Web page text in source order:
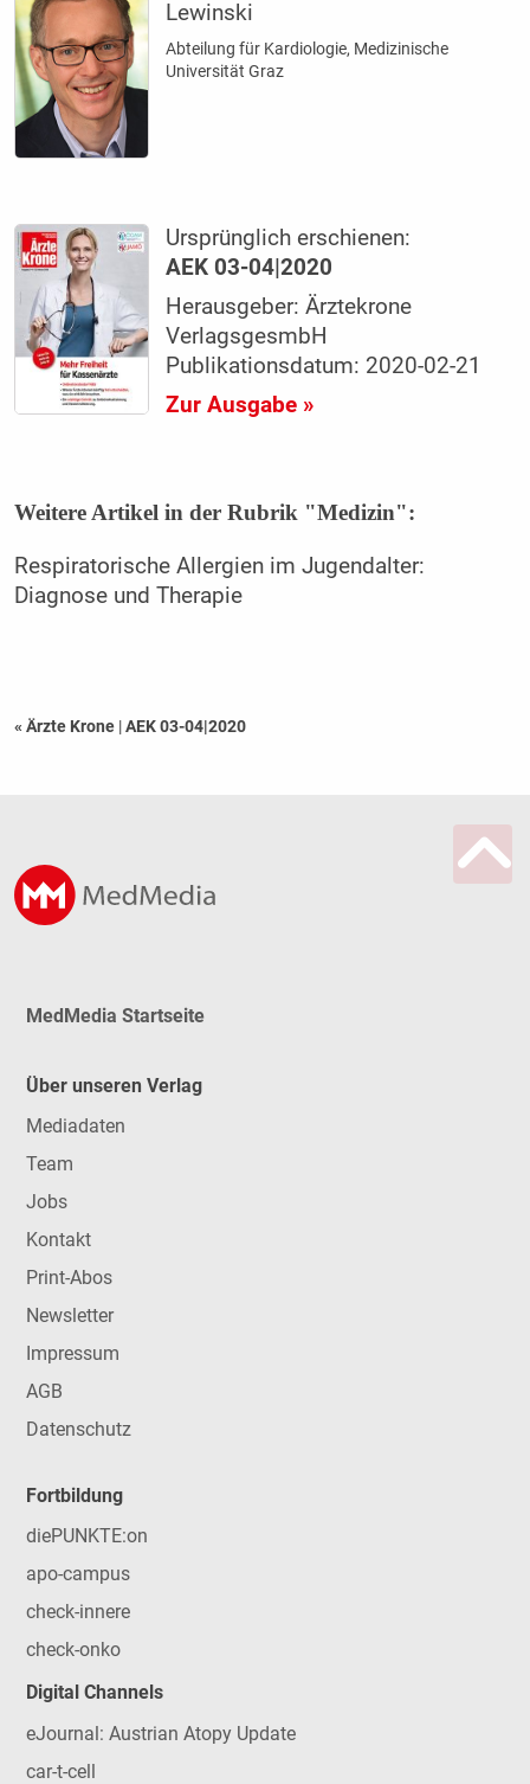
Lewinski
Abteilung für Kardiologie, Medizinische
Universität Graz
Ursprünglich erschienen:
AEK 03-04|2020
Herausgeber: Ärztekrone
VerlagsgesmbH
Publikationsdatum: 2020-02-21
Zur Ausgabe »
Weitere Artikel in der Rubrik "Medizin":
Respiratorische Allergien im Jugendalter:
Diagnose und Therapie
« Ärzte Krone |AEK 03-04|2020
MedMedia Startseite
Über unseren Verlag
Mediadaten
Team
Jobs
Kontakt
Print-Abos
Newsletter
Impressum
AGB
Datenschutz
Fortbildung
diePUNKTE:on
apo-campus
check-innere
check-onko
Digital Channels
eJournal: Austrian Atopy Update
car-t-cell